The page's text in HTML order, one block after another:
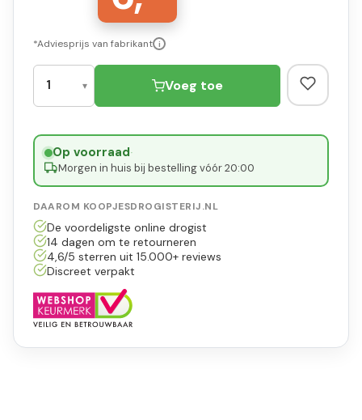
*Adviesprijs van fabrikant i
Voeg toe
Op voorraad·
Morgen in huis bij bestelling vóór 20:00
DAAROM KOOPJESDROGISTERIJ.NL
De voordeligste online drogist
14 dagen om te retourneren
4,6/5 sterren uit 15.000+ reviews
Discreet verpakt